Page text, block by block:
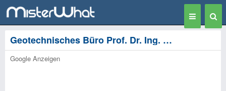
Toggle
navigation
Geotechnisches Büro Prof. Dr. Ing. H. Düllmann GmbH - Aachen
Google Anzeigen